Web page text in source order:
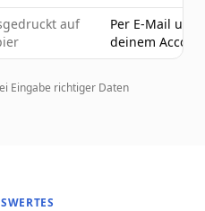
auf
Per E-Mail und
deinem
Eingabe richtiger Daten